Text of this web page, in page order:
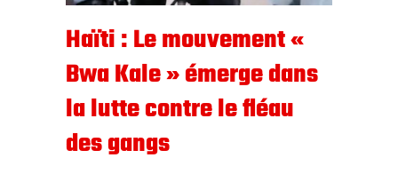
Haïti : Le mouvement «
Bwa Kale » émerge dans
la lutte contre le fléau
des gangs